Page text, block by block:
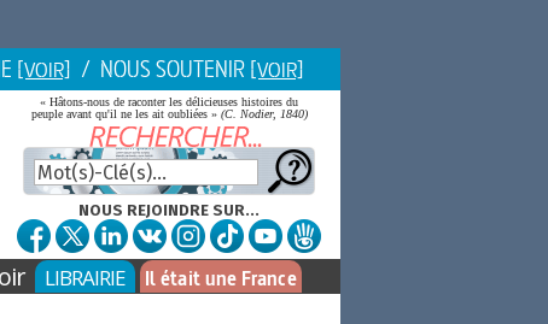
[VOIR] / NOUS SOUTENIR [VOIR]
« Hâtons-nous de raconter les délicieuses histoires du
peuple avant qu'il ne les ait oubliées » (C. Nodier, 1840)
NOUS REJOINDRE SUR...
LIBRAIRIE Il était une France